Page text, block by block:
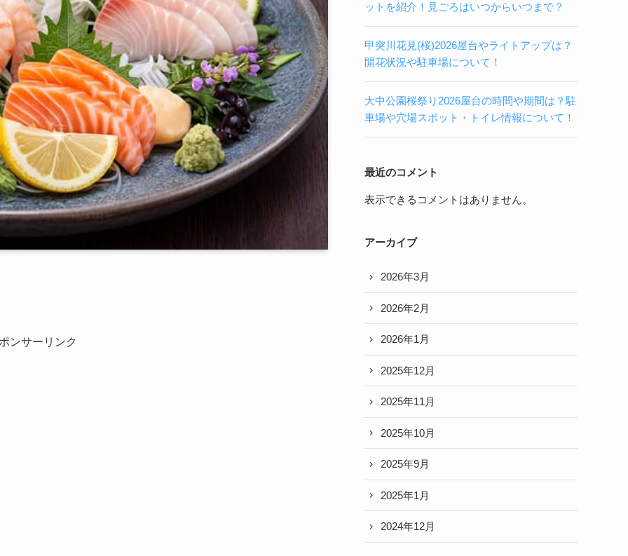
ンサーリンク
ットを紹介！見ごろはいつからいつまで？
甲突川花見(桜)2026屋台やライトアップは？
開花状況や駐車場について！
大中公園桜祭り2026屋台の時間や期間は？駐
車場や穴場スポット・トイレ情報について！
最近のコメント
表示できるコメントはありません。
アーカイブ
2026年3月
2026年2月
2026年1月
2025年12月
2025年11月
2025年10月
2025年9月
2025年1月
2024年12月